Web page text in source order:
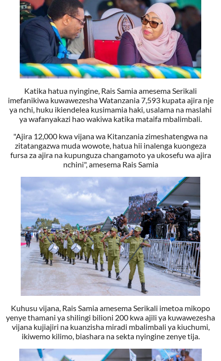
Katika hatua nyingine, Rais Samia amesema Serikali
imefanikiwa kuwawezesha Watanzania 7,593 kupata ajira nje
ya nchi, huku ikiendelea kusimamia haki, usalama na maslahi
ya wafanyakazi hao wakiwa katika mataifa mbalimbali.
"Ajira 12,000 kwa vijana wa Kitanzania zimeshatengwa na
zitatangazwa muda wowote, hatua hii inalenga kuongeza
fursa za ajira na kupunguza changamoto ya ukosefu wa ajira
nchini", amesema Rais Samia
Kuhusu vijana, Rais Samia amesema Serikali imetoa mikopo
yenye thamani ya shilingi bilioni 200 kwa ajili ya kuwawezesha
vijana kujiajiri na kuanzisha miradi mbalimbali ya kiuchumi,
ikiwemo kilimo, biashara na sekta nyingine zenye tija.